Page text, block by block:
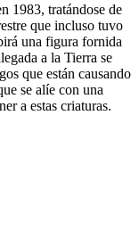
1983, tratándose de
que incluso tuvo
una figura fornida
a la Tierra se
que están causando
se alíe con una
a estas criaturas.